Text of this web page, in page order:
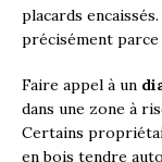
placards
précisément parce
Faire appel à un
dans une zone à
Certains
en bois tendre